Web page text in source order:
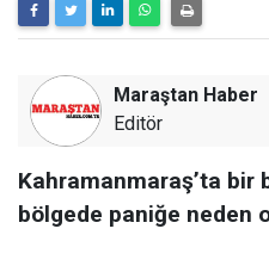
Maraştan Haber
Editör
Kahramanmaraş’ta bir
bölgede paniğe neden